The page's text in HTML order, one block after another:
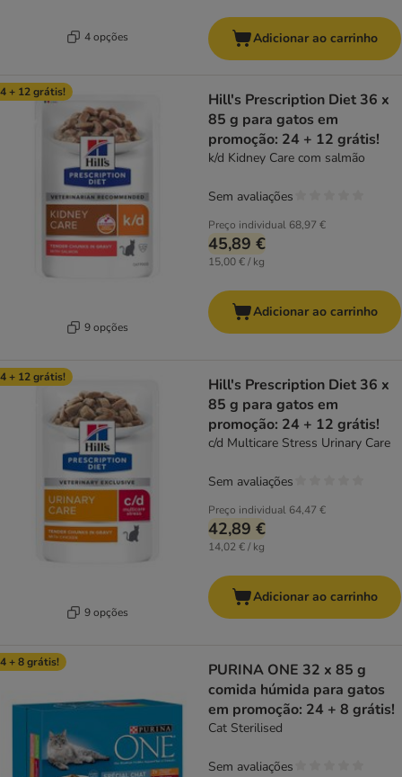
4 opções Adicionar ao carrinho
+ 12 grátis!
9 opções
Hill's Prescription Diet 36 x
85 g para gatos em
promoção: 24 + 12 grátis!
k/d Kidney Care com salmão
Preço individual 68,97 €
45,89 €
15,00 € / kg
Sem avaliações
Adicionar ao carrinho
+ 12 grátis!
9 opções
Hill's Prescription Diet 36 x
85 g para gatos em
promoção: 24 + 12 grátis!
c/d Multicare Stress Urinary Care
Preço individual 64,47 €
42,89 €
14,02 € / kg
Sem avaliações
Adicionar ao carrinho
+ 8 grátis!
PURINA ONE 32 x 85 g
comida húmida para gatos
em promoção: 24 + 8 grátis!
Cat Sterilised
Sem avaliações